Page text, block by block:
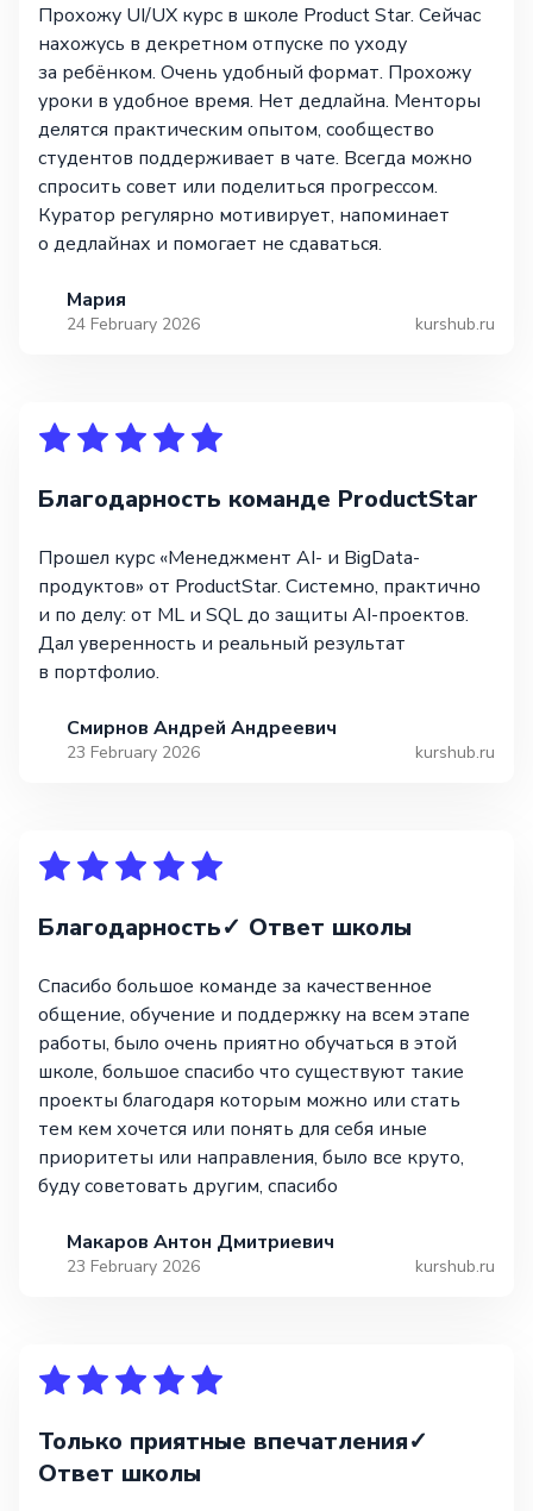
Прохожу UI/UX курс в школе Product Star. Сейчас
нахожусь в декретном отпуске по уходу
за ребёнком. Очень удобный формат. Прохожу
уроки в удобное время. Нет дедлайна. Менторы
делятся практическим опытом, сообщество
студентов поддерживает в чате. Всегда можно
спросить совет или поделиться прогрессом.
Куратор регулярно мотивирует, напоминает
о дедлайнах и помогает не сдаваться.
Мария
24 February 2026 kurshub.ru
Благодарность команде ProductStar
Прошел курс «Менеджмент AI- и BigData-
продуктов» от ProductStar. Системно, практично
и по делу: от ML и SQL до защиты AI-проектов.
Дал уверенность и реальный результат
в портфолио.
Смирнов Андрей Андреевич
23 February 2026 kurshub.ru
Благодарность✓ Ответ школы
Спасибо большое команде за качественное
общение, обучение и поддержку на всем этапе
работы, было очень приятно обучаться в этой
школе, большое спасибо что существуют такие
проекты благодаря которым можно или стать
тем кем хочется или понять для себя иные
приоритеты или направления, было все круто,
буду советовать другим, спасибо
Макаров Антон Дмитриевич
23 February 2026 kurshub.ru
Только приятные впечатления✓
Ответ школы